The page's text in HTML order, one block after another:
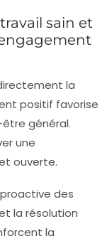
sain et
la
positif favorise
général.
une
ouverte.
des
la résolution
la